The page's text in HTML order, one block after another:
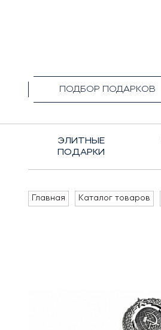
ПОДБОР ПОДАРКОВ
ЭЛИТНЫЕ
ПОДАРКИ
Главная Каталог товаров